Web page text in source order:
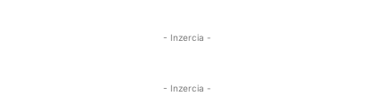
- Inzercia -
- Inzercia -